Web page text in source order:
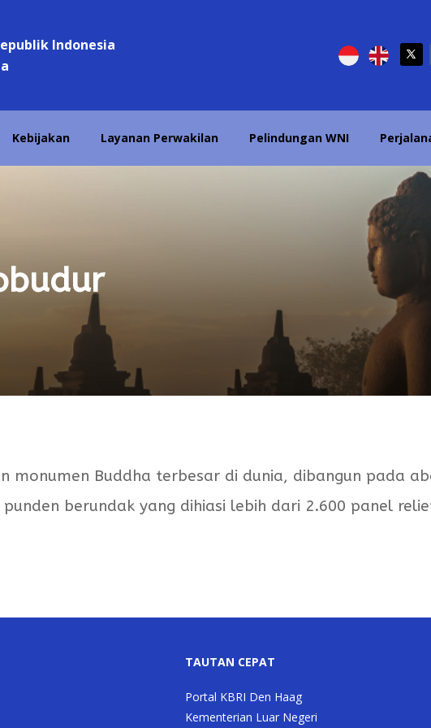
Indonesia
Kebijakan Layanan Perwakilan Pelindungan WNI
monumen Buddha terbesar di dunia, dibangun pada
berundak yang dihiasi lebih dari 2.600 panel
TAUTAN CEPAT
Portal KBRI Den Haag
Kementerian Luar Negeri